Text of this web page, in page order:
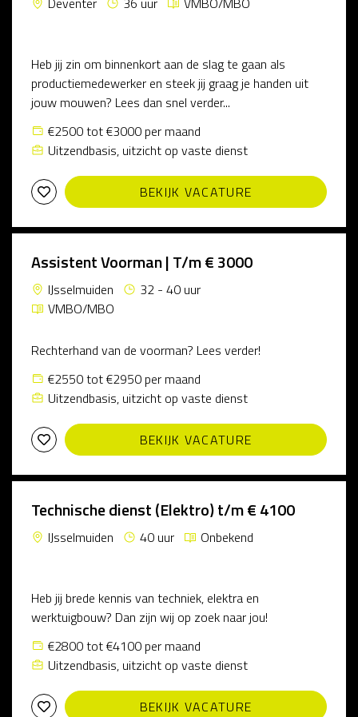
Heb jij zin om binnenkort aan de slag te gaan als
productiemedewerker en steek jij graag je handen uit
jouw mouwen? Lees dan snel verder...
€2500 tot €3000 per maand
Uitzendbasis, uitzicht op vaste dienst
BEKIJK VACATURE
Assistent Voorman | T/m € 3000
IJsselmuiden
32 - 40 uur
VMBO/MBO
Rechterhand van de voorman? Lees verder!
€2550 tot €2950 per maand
Uitzendbasis, uitzicht op vaste dienst
BEKIJK VACATURE
Technische dienst (Elektro) t/m € 4100
IJsselmuiden 40 uur Onbekend
Heb jij brede kennis van techniek, elektra en
werktuigbouw? Dan zijn wij op zoek naar jou!
€2800 tot €4100 per maand
Uitzendbasis, uitzicht op vaste dienst
BEKIJK VACATURE